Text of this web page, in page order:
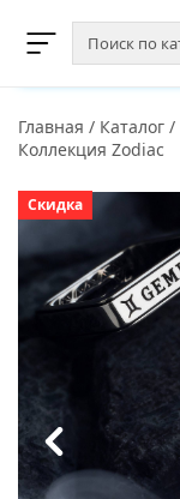
Главная / Каталог /
Коллекция Zodiac
Скидка